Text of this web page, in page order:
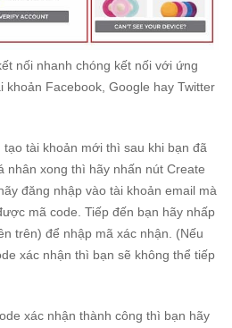
nối nhanh chóng kết nối với ứng
khoản Facebook, Google hay Twitter
tài khoản mới thì sau khi bạn đã
nhân xong thì hãy nhấn nút Create
đăng nhập vào tài khoản email mà
mã code. Tiếp đến bạn hãy nhấp
trên) để nhập mã xác nhận. (Nếu
xác nhận thì bạn sẽ không thể tiếp
xác nhận thành công thì bạn hãy